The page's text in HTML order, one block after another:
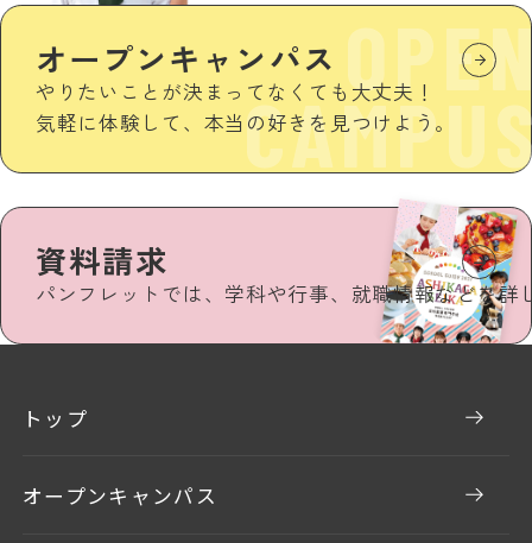
資料請求
パンフレットでは、学科や行事、就職情報などを詳
オープンキャンパス
やりたいことが決まってなくても大丈夫！
気軽に体験して、本当の好きを見つけよう。
トップ
オープンキャンパス